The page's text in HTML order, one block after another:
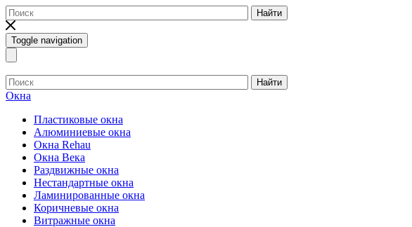
Найти
Toggle navigation
Найти
Окна
Пластиковые окна
Алюминиевые окна
Окна Rehau
Окна Века
Раздвижные окна
Нестандартные окна
Ламинированные окна
Коричневые окна
Витражные окна